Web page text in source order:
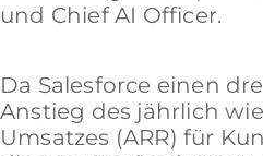
und Chief AI Officer.
Da Salesforce einen
Anstieg des jährlich
Umsatzes (ARR) für